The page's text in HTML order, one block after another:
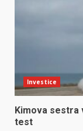
Investice
Kimova sestra
test